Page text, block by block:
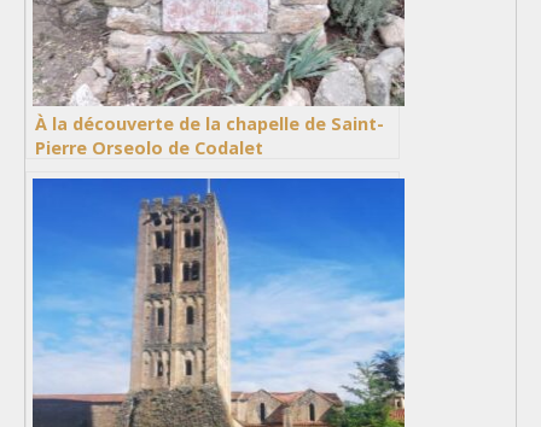
À la découverte de la chapelle de Saint-
Pierre Orseolo de Codalet